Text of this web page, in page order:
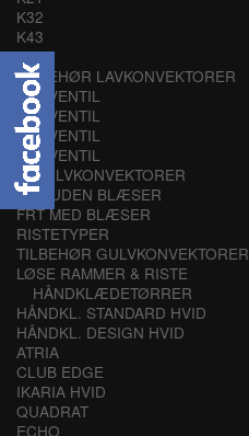
K32
K43
K54
TILBEHØR LAVKONVEKTORER
K21 VENTIL
K32 VENTIL
K43 VENTIL
K54 VENTIL
GULVKONVEKTORER
FRK UDEN BLÆSER
FRT MED BLÆSER
RISTETYPER
TILBEHØR GULVKONVEKTORER
LØSE RAMMER & RISTE
HÅNDKLÆDETØRRER
HÅNDKL. STANDARD HVID
HÅNDKL. DESIGN HVID
ATRIA
CLUB EDGE
IKARIA HVID
QUADRAT
ECHO